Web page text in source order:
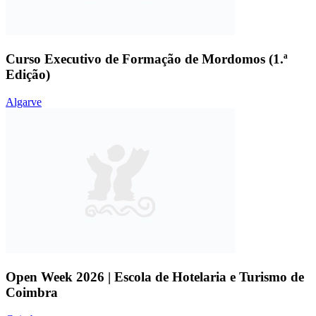
Curso Executivo de Formação de Mordomos (1.ª
Edição)
Algarve
Open Week 2026 | Escola de Hotelaria e Turismo de
Coimbra